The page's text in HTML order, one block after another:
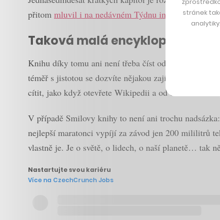
přitom mluvil i na nedávném Týdnu inovací, na
Taková malá encyklopedie
Knihu díky tomu ani není třeba číst od začátku do
téměř s jistotou se dozvíte nějakou zajímavou
cítit, jako když otevřete Wikipedii a od částicového
V případě Smilovy knihy to není ani trochu
nejlepší maratonci vypíjí za závod jen 200 mililitrů
vlastně je. Je o světě, o lidech, o naší planetě… tak
Nastartujte svou kariéru
Více na CzechCrunch Jobs
stránek